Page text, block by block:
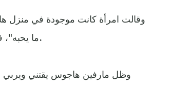
وقالت امرأة كانت موجودة في منزل
ما يحبه"، في إشارة إلى اقتنائه للحيوانات والطيور النادرة والغريبة.
وظل مارفين هاجوس يقتني ويربي